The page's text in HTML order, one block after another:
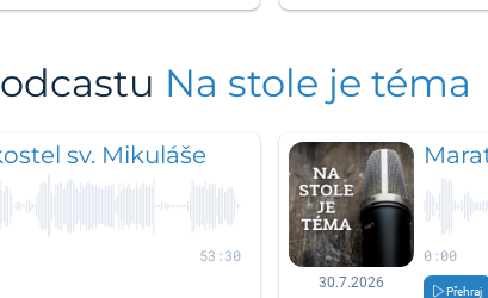
Na stole je téma
sv. Mikuláše
53:30
30.7.2026
0:00
Přehraj